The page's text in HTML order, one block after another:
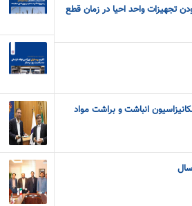
تجهیزات واحد احیا در زمان قطع
انباشت و براشت مواد